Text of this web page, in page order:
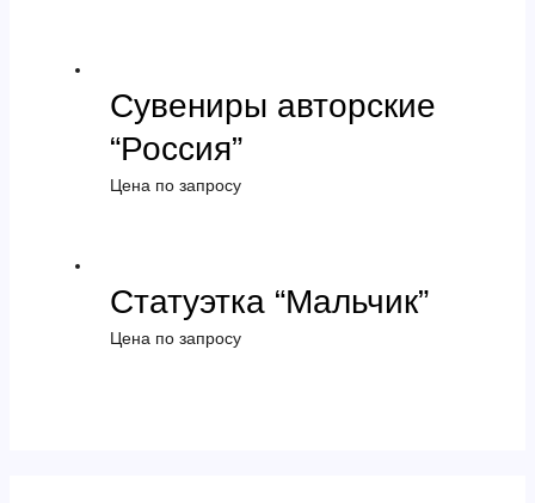
Сувениры авторские
“Россия”
Цена по запросу
Статуэтка “Мальчик”
Цена по запросу